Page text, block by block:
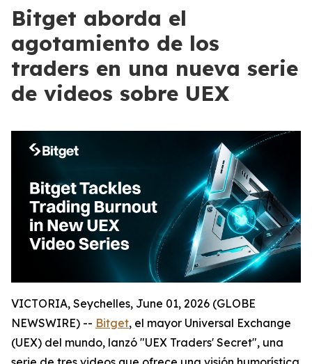
Bitget aborda el
agotamiento de los
traders en una nueva serie
de videos sobre UEX
VICTORIA, Seychelles, June 01, 2026 (GLOBE
NEWSWIRE) -- Bitget, el mayor Universal Exchange
(UEX) del mundo, lanzó "UEX Traders' Secret", una